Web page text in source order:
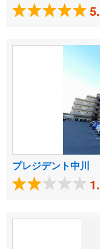
プレジデント中川